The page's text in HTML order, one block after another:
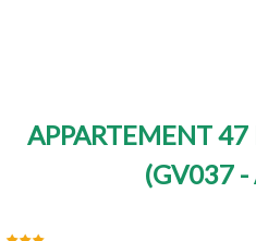
APPARTEMENT 47
(GV037